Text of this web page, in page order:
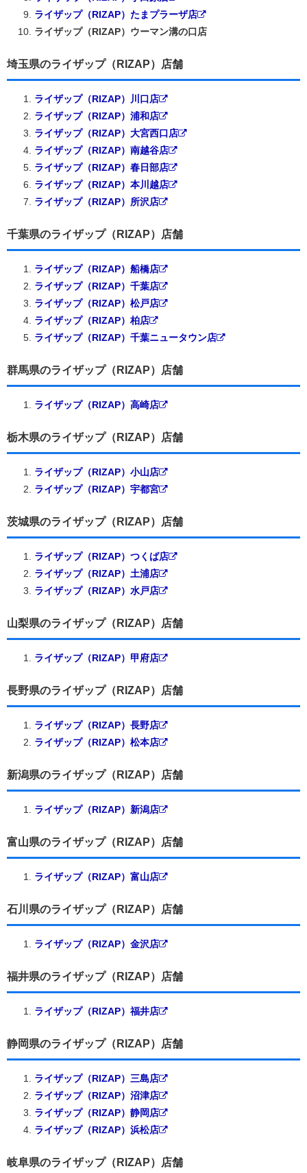
ライザップ（RIZAP）たまプラーザ店
ライザップ（RIZAP）ウーマン溝の口店
埼玉県のライザップ（RIZAP）店舗
ライザップ（RIZAP）川口店
ライザップ（RIZAP）浦和店
ライザップ（RIZAP）大宮西口店
ライザップ（RIZAP）南越谷店
ライザップ（RIZAP）春日部店
ライザップ（RIZAP）本川越店
ライザップ（RIZAP）所沢店
千葉県のライザップ（RIZAP）店舗
ライザップ（RIZAP）船橋店
ライザップ（RIZAP）千葉店
ライザップ（RIZAP）松戸店
ライザップ（RIZAP）柏店
ライザップ（RIZAP）千葉ニュータウン店
群馬県のライザップ（RIZAP）店舗
ライザップ（RIZAP）高崎店
栃木県のライザップ（RIZAP）店舗
ライザップ（RIZAP）小山店
ライザップ（RIZAP）宇都宮
茨城県のライザップ（RIZAP）店舗
ライザップ（RIZAP）つくば店
ライザップ（RIZAP）土浦店
ライザップ（RIZAP）水戸店
山梨県のライザップ（RIZAP）店舗
ライザップ（RIZAP）甲府店
長野県のライザップ（RIZAP）店舗
ライザップ（RIZAP）長野店
ライザップ（RIZAP）松本店
新潟県のライザップ（RIZAP）店舗
ライザップ（RIZAP）新潟店
富山県のライザップ（RIZAP）店舗
ライザップ（RIZAP）富山店
石川県のライザップ（RIZAP）店舗
ライザップ（RIZAP）金沢店
福井県のライザップ（RIZAP）店舗
ライザップ（RIZAP）福井店
静岡県のライザップ（RIZAP）店舗
ライザップ（RIZAP）三島店
ライザップ（RIZAP）沼津店
ライザップ（RIZAP）静岡店
ライザップ（RIZAP）浜松店
岐阜県のライザップ（RIZAP）店舗